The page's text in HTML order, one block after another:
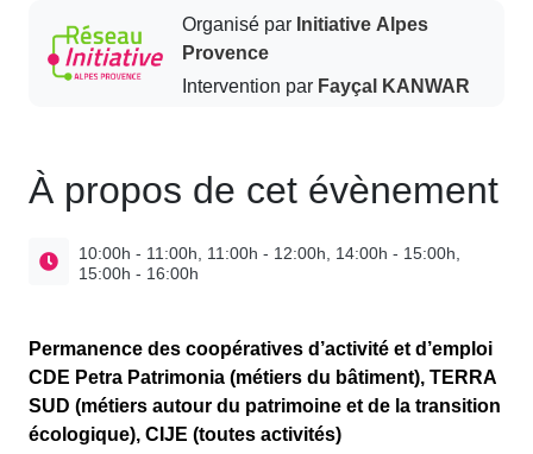
Organisé parInitiative Alpes
Provence
Intervention parFayçal KANWAR
À propos de cet évènement
10:00h - 11:00h, 11:00h - 12:00h, 14:00h - 15:00h,
15:00h - 16:00h
Permanence des coopératives d’activité et d’emploi
CDE Petra Patrimonia (métiers du bâtiment), TERRA
SUD (métiers autour du patrimoine et de la transition
écologique), CIJE (toutes activités)